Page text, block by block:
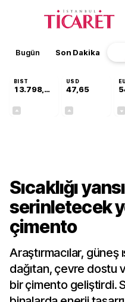
Bugün Son Dakika
BIST
13.798,82
USD
47,65
Sıcaklığı
serinletecek
çimento
Araştırmacılar, güneş
dağıtan, çevre dostu
bir çimento geliştirdi.